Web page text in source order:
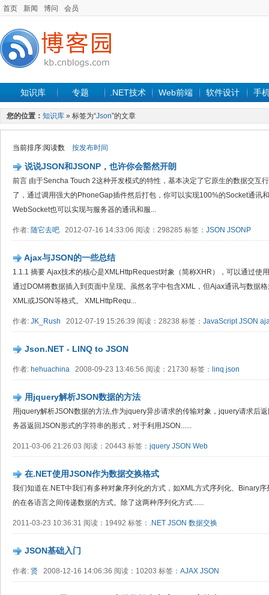
首页 新闻 博问 会员
知识库 专题 .NET技术 Web前端 软件设计 手
您的位置： 知识库 » 标签为“Json”的文章
当前排序:阅读数 按发布时间
说说JSON和JSONP，也许你会豁然开朗
前言 由于Sencha Touch 2这种开发模式的特性，基本决定了它原生的数据交互
了，通过调用强大的PhoneGap插件然后打包，你可以实现100%的Socket通讯
WebSocket也可以实现与服务器的通讯和服...
作者: 随它去吧 2012-07-16 14:33:06 阅读：298285 标签： JSON JSONP
Ajax与JSON的一些总结
1.1.1 摘要 Ajax技术的核心是XMLHttpRequest对象（简称XHR），可以通过使
通过DOM将数据插入到页面中呈现。虽然名字中包含XML，但Ajax通讯与数据
XML或JSON等格式。 XMLHttpRequ...
作者: JK_Rush 2012-07-19 15:26:39 阅读：28238 标签： JavaScript JSON
Json.NET - LINQ to JSON
作者: hehuachina 2008-09-23 13:46:56 阅读：21730 标签： linq json
用jquery解析JSON数据的方法
用jquery解析JSON数据的方法,作为jquery异步请求的传输对象，jquery请求后
务器返回JSON形式的字符串的形式，对于利用JSON......
2011-03-06 21:26:03 阅读：20443 标签： jquery JSON Web
在.NET使用JSON作为数据交换格式
我们知道在.NET中我们有多种对象序列化的方式，如XML方式序列化、Binary
的在各语言之间传递数据的方式。除了这两种序列化方式......
2011-03-23 10:36:31 阅读：19492 标签： .NET JSON 数据交换
JSON基础入门
作者: 贤 2008-12-16 14:06:36 阅读：10203 标签： AJAX JSON